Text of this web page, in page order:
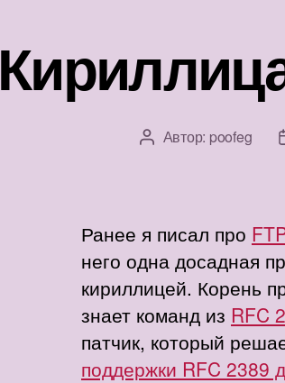
Автор
Автор: poofeg
Ранее я писал про
него одна досадная
кириллицей. Корень
знает команд из RFC
патчик, который
поддержки RFC 2389